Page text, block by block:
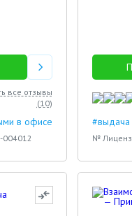
все отзывы
(10)
в офисе #выдача
№